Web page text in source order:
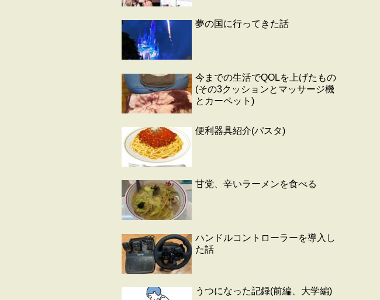
夢の国に行ってきた話
今までの生活でQOLを上げたもの
(その3クッションとマッサージ機
とカーペット)
便利器具紹介(パスタ)
甘党、辛いラーメンを食べる
ハンドルコントローラーを導入し
た話
うつになった記録(前編、大学編)